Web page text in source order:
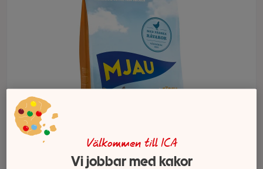
Välkommen till ICA
Vi jobbar med kakor